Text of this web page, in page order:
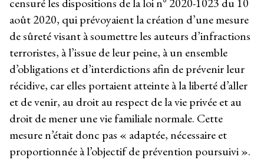
censuré les dispositions de la loi n° 2020-1023 du 10
août 2020, qui prévoyaient la création d’une mesure
de sûreté visant à soumettre les auteurs d’infractions
terroristes, à l’issue de leur peine, à un ensemble
d’obligations et d’interdictions afin de prévenir leur
récidive, car elles portaient atteinte à la liberté d’aller
et de venir, au droit au respect de la vie privée et au
droit de mener une vie familiale normale. Cette
mesure n’était donc pas « adaptée, nécessaire et
proportionnée à l’objectif de prévention poursuivi ».